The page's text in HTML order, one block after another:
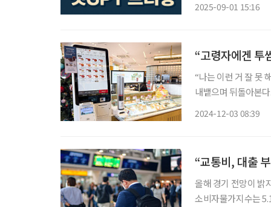
2025-09-01 15:16
“고령자에겐 투
“나는 이런 거 잘 못
내뱉으며 뒤돌아본
2024-12-03 08:39
“교통비, 대출
올해 경기 전망이 밝
소비자물가지수는